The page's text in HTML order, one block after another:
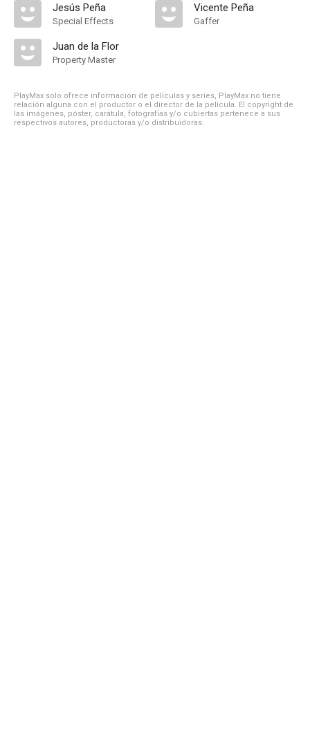
Jesús Peña
Special Effects
Juan de la Flor
Property Master
Vicente Peña
Gaffer
PlayMax solo ofrece información de películas y series, PlayMax no tiene
relación alguna con el productor o el director de la película. El copyright de
las imágenes, póster, carátula, fotografías y/o cubiertas pertenece a sus
respectivos autores, productoras y/o distribuidoras.